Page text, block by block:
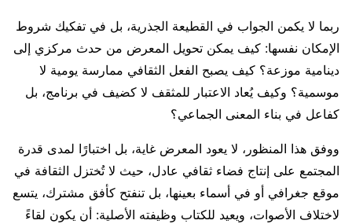
ربما لا يكمن الجواب في القطيعة الجذرية، بل في تفكيك شروط
الإمكان نفسها: كيف يمكن تحويل المعرض من حدث مركزي إلى
دينامية موزعة؟ كيف يصبح الفعل الثقافي ممارسة يومية لا
موسمية؟ وكيف يُعاد الاعتبار للمثقف لا كضيف في برنامج، بل
كفاعل في بناء المعنى الجماعي؟
ووفق هذا المنظور، لا يعود المعرض غاية، بل اختبارًا لمدى قدرة
المجتمع على إنتاج فضاء ثقافي عادل، حيث لا تُختزل الثقافة في
موقع جغرافي أو في أسماء بعينها، بل تنفتح كأفق مشترك، يتسع
لاختلاف الأصوات، ويعيد للكتاب وظيفته الأصلية: أن يكون لقاءً